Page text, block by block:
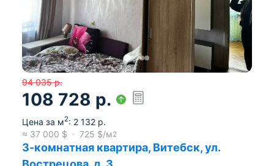
94 035 р.
108 728 р.
Цена за м2: 2 132 р.
≈ 37 000 $ 725 $/м2
3-комнатная квартира, Витебск, ул.